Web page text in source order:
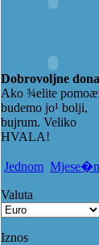
Dobrovoljne
Ako ¾elite
budemo jo¹ bolji,
bujrum. Veliko
HVALA!
Jednom
Valuta
Iznos